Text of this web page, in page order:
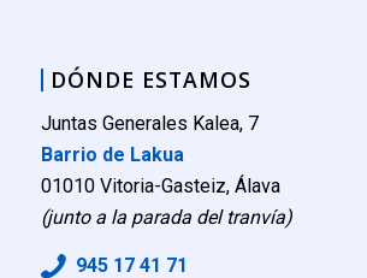
DÓNDE ESTAMOS
Juntas Generales Kalea, 7
Barrio de Lakua
01010 Vitoria-Gasteiz, Álava
(junto a la parada del tranvía)
945 17 41 71